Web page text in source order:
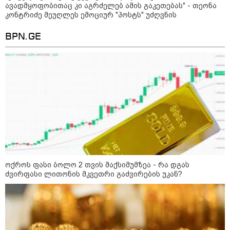
თავდასხმის ბრალდებით 3 პირი,
მათ შორის 2 არასრულწლოვანი
ავადმყოფობითაც კი აგრძელებ ამის გაკეთებას" - თეონა
კონტრიძე მეუღლეს ემოციურ "პოსტს" უძღვნის
BPN.GE
ოქროს ფასი ბოლო 2 თვის მაქსიმუმზეა - რა დგას
ძვირფასი ლითონის მკვეთრი გაძვირების უკან?